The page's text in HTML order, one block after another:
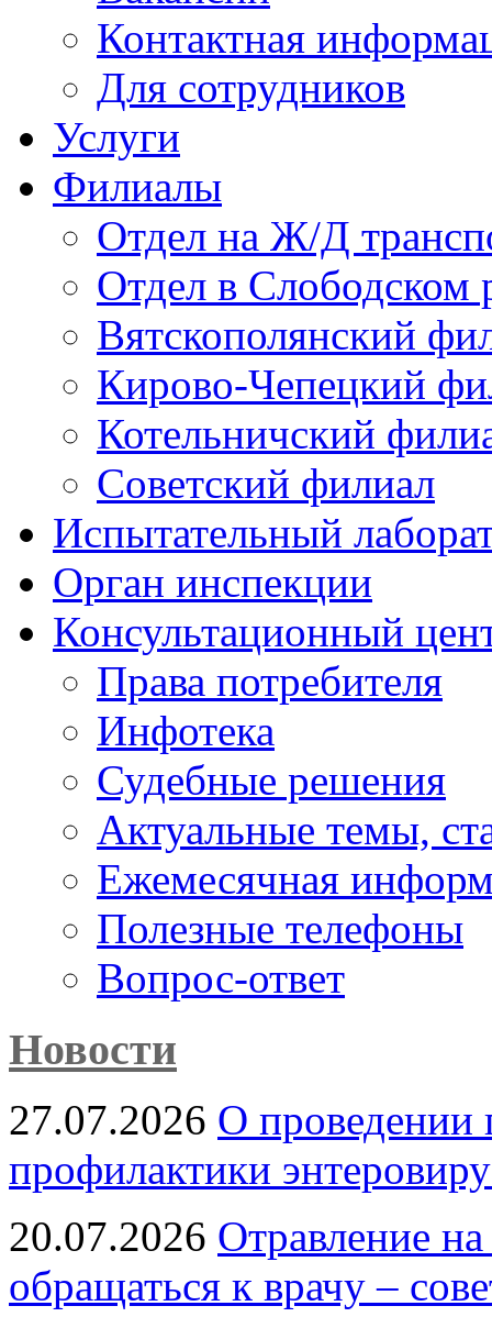
Контактная
Для сотрудников
Услуги
Филиалы
Отдел на Ж/Д
Отдел в Слободском
Вятскополянский
Кирово-Чепецкий
Котельничский
Советский филиал
Испытательный
Орган инспекции
Консультационный
Права потребителя
Инфотека
Судебные решения
Актуальные темы,
Ежемесячная
Полезные телефоны
Вопрос-ответ
Новости
27.07.2026 О проведении
профилактики
20.07.2026 Отравление
обращаться к врачу –